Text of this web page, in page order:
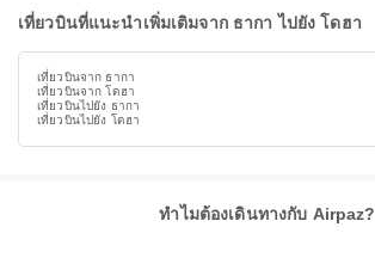
เที่ยวบินที่แนะนำเพิ่มเติมจาก ธากา ไปยัง โดฮา
เที่ยวบินจาก ธากา
เที่ยวบินจาก โดฮา
เที่ยวบินไปยัง ธากา
เที่ยวบินไปยัง โดฮา
ทำไมต้องเดินทางกับ Airpaz?